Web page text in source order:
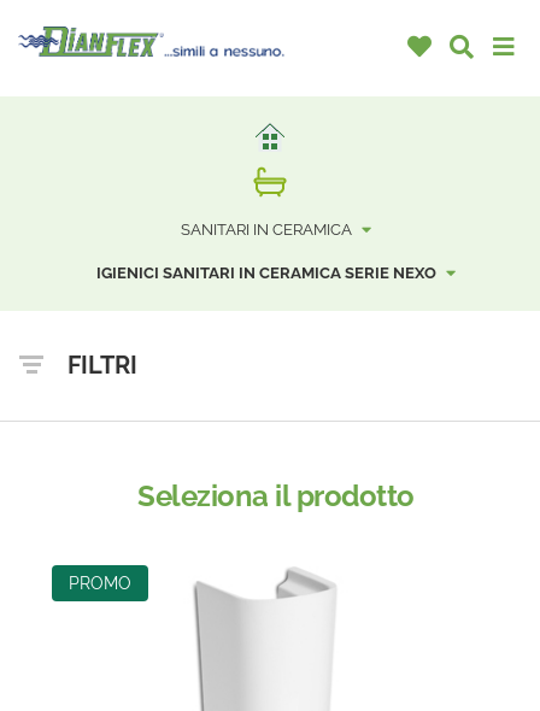
SANITARI IN CERAMICA
IGIENICI SANITARI IN CERAMICA SERIE NEXO
FILTRI
Seleziona il prodotto
PROMO